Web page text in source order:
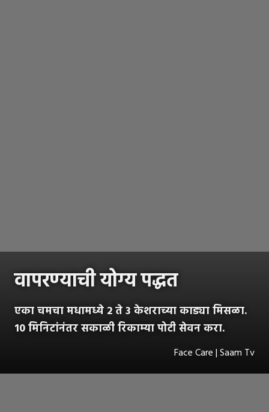
वापरण्याची योग्य पद्धत
एका चमचा मधामध्ये 2 ते 3 केशराच्या काड्या मिसळा.
10 मिनिटांनंतर सकाळी रिकाम्या पोटी सेवन करा.
Face Care | Saam Tv